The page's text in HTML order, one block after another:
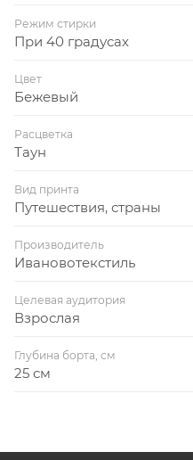
Режим стирки
При 40 градусах
Цвет
Бежевый
Расцветка
Таун
Вид принта
Путешествия, страны
Производитель
Ивановотекстиль
Целевая аудитория
Взрослая
Глубина борта, см
25 см